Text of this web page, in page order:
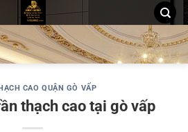
CAO
MẪU TRẦN THẠCH CAO
ỐP PVC NANO, LAM SÓNG
CAO QUẬN GÒ VẤP
thạch cao tại gò vấp